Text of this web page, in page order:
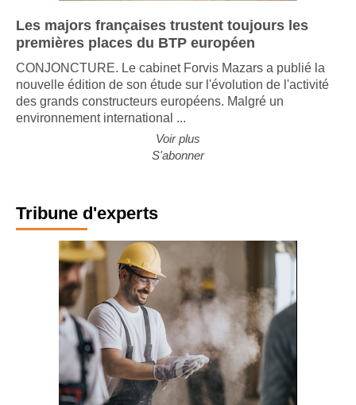
Les majors françaises trustent toujours les
premières places du BTP européen
CONJONCTURE. Le cabinet Forvis Mazars a publié la
nouvelle édition de son étude sur l'évolution de l'activité
des grands constructeurs européens. Malgré un
environnement international ...
Voir plus
S'abonner
Tribune d'experts